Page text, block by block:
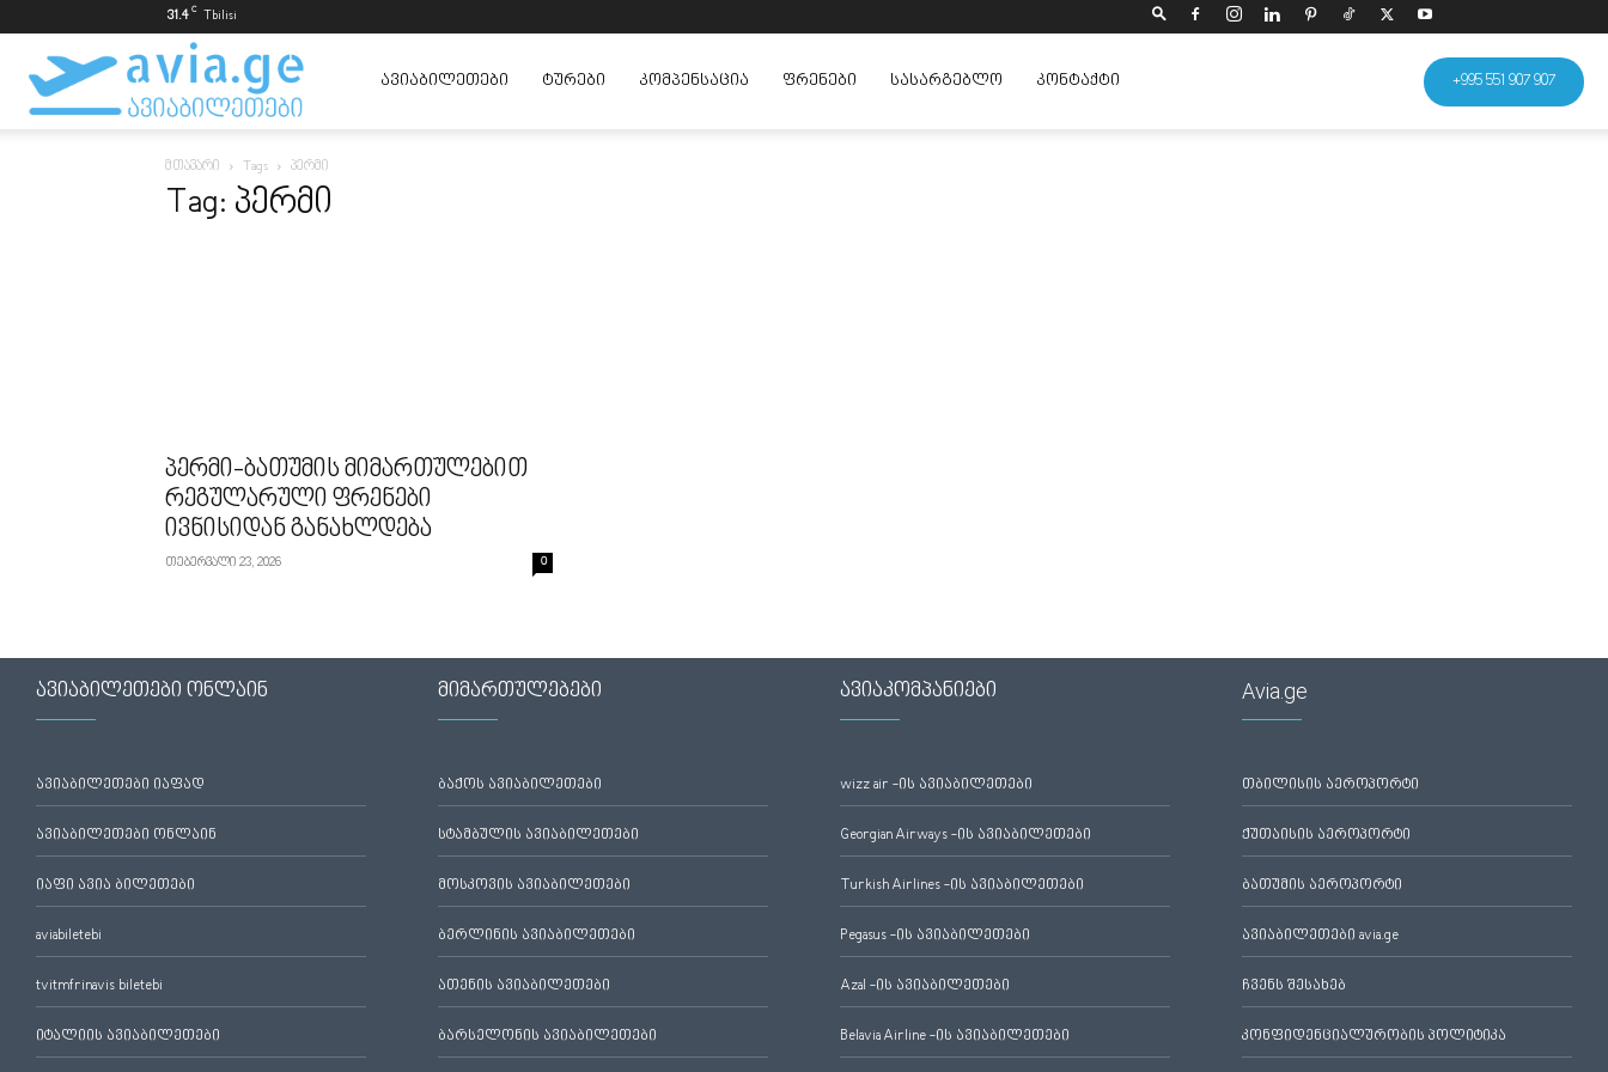
31.4 C Tbilisi
+995 551 907 907
ავიაბილეთები
ყველაზე
ᲐᲕᲘᲐᲑᲘᲚᲔᲗᲔᲑᲘ ᲢᲣᲠᲔᲑᲘ ᲙᲝᲛᲞᲔᲜᲡᲐᲪᲘᲐ ᲤᲠᲔᲜᲔᲑᲘ ᲡᲐᲡᲐᲠᲒᲔᲑᲚᲝ ᲙᲝᲜᲢᲐᲥᲢᲘ
მთავარი Tags პერმი
Tag: პერმი
პერმი-ბათუმის მიმართულებით
რეგულარული ფრენები
ივნისიდან განახლდება
თებერვალი 23, 2026 0
ავიაბილეთები ონლაინ
ავიაბილეთები იაფად
ავიაბილეთები ონლაინ
იაფი ავია ბილეთები
aviabiletebi
tvitmfrinavis biletebi
იტალიის ავიაბილეთები
მიმართულებები
ბაქოს ავიაბილეთები
სტამბულის ავიაბილეთები
მოსკოვის ავიაბილეთები
ბერლინის ავიაბილეთები
ათენის ავიაბილეთები
ბარსელონის ავიაბილეთები
ავიაკომპანიები
wizz air -ის ავიაბილეთები
Georgian Airways -ის ავიაბილეთები
Turkish Airlines -ის ავიაბილეთები
Pegasus -ის ავიაბილეთები
Azal -ის ავიაბილეთები
Belavia Airline -ის ავიაბილეთები
Avia.ge
თბილისის აეროპორტი
ქუთაისის აეროპორტი
ბათუმის აეროპორტი
ავიაბილეთები avia.ge
ჩვენს შესახებ
კონფიდენციალურობის პოლიტიკა